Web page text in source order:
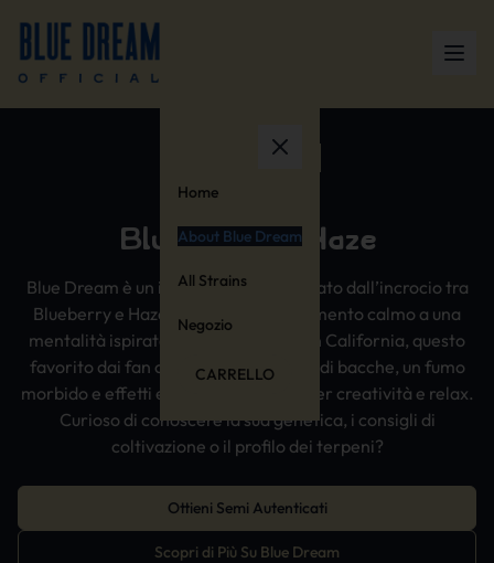
Home
About Blue Dream
All Strains
Negozio
CARRELLO
TIMBRO UFFICIALE
Blueberry x Haze
Blue Dream è un ibrido leggendario nato dall’incrocio tra
Blueberry e Haze, che unisce rilassamento calmo a una
mentalità ispirata e sollevata. Nato in California, questo
favorito dai fan offre un aroma dolce di bacche, un fumo
morbido e effetti equilibrati, perfetti per creatività e relax.
Curioso di conoscere la sua genetica, i consigli di
coltivazione o il profilo dei terpeni?
Ottieni Semi Autenticati
Scopri di Più Su Blue Dream